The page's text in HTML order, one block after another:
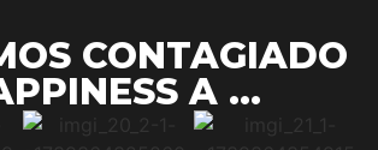
CONTAGIADO
A ...